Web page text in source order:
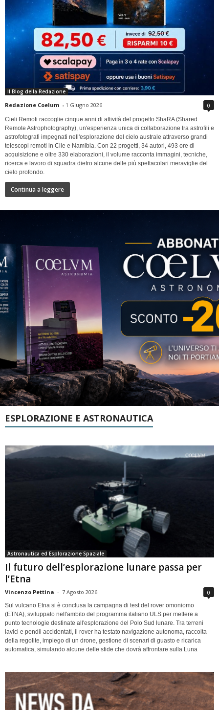
Il Blog della Redazione
Redazione Coelum - 1 Giugno 2026 0
Cieli Remoti raccoglie cinque anni di attività del progetto ShaRA (Shared
Remote Astrophotography), un'esperienza unica di collaborazione tra astrofili e
astrofotografi impegnati nell'esplorazione del cielo australe attraverso grandi
telescopi remoti in Cile e Namibia. Con 22 progetti, 34 autori, 493 ore di
acquisizione e oltre 330 elaborazioni, il volume racconta immagini, tecniche,
ricerca e lavoro di squadra dietro alcune delle più spettacolari meraviglie del
cielo profondo.
Continua a leggere
ESPLORAZIONE E ASTRONAUTICA
Astronautica ed Esplorazione Spaziale
Il futuro dell’esplorazione lunare passa per
l’Etna
Vincenzo Pettina - 7 Agosto 2026 0
Sul vulcano Etna si è conclusa la campagna di test del rover omoniomo
(ETNA), sviluppato nell'ambito del programma italiano ULS per mettere a
punto tecnologie destinate all'esplorazione del Polo Sud lunare. Tra terreni
lavici e pendii accidentati, il rover ha testato navigazione autonoma, raccolta
della regolite, impiego di un drone, gestione di scenari di guasto e ricarica
automatica, simulando alcune delle sfide che dovrà affrontare sulla Luna